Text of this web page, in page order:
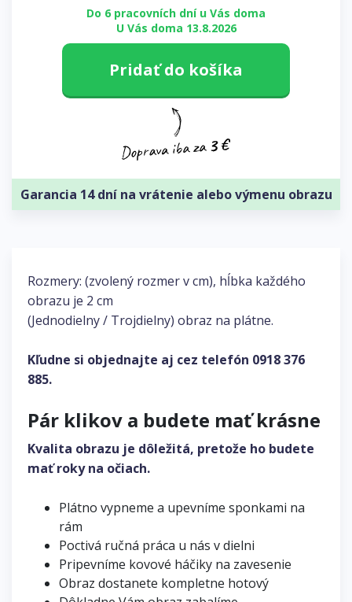
Rozmery: (zvolený rozmer v cm), hĺbka každého
obrazu je 2 cm
(Jednodielny / Trojdielny) obraz na plátne.
Kľudne si objednajte aj cez telefón 0918 376
885.
Pár klikov a budete mať krásne
Kvalita obrazu je dôležitá, pretože ho budete
mať roky na očiach.
Plátno vypneme a upevníme sponkami na
rám
Poctivá ručná práca u nás v dielni
Pripevníme kovové háčiky na zavesenie
Obraz dostanete kompletne hotový
Do 6 pracovních dní u Vás doma
U Vás doma 13.8.2026
Pridať do košíka
Garancia 14 dní na vrátenie alebo výmenu obrazu